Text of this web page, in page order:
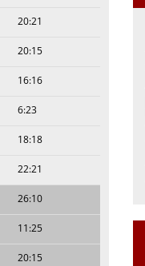
20:21
20:15
16:16
6:23
18:18
22:21
26:10
11:25
20:15